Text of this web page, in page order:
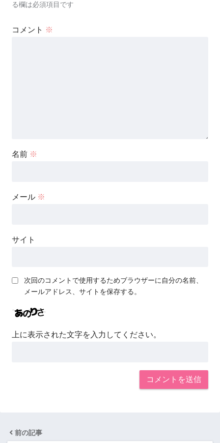
る欄は必須項目です
コメント ※
名前 ※
メール ※
サイト
次回のコメントで使用するためブラウザーに自分の名前、
メールアドレス、サイトを保存する。
上に表示された文字を入力してください。
前の記事